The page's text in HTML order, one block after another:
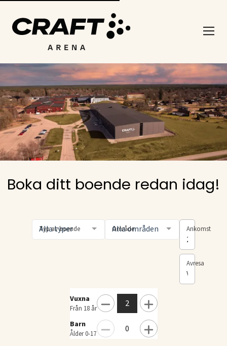
Boka ditt boende redan idag!
Typ av boende
Alla typer Område
Alla områden Ankomst
2026-08-07
Avresa
Välj
Vuxna
Från 18 år 2
Barn
Ålder 0-17 0